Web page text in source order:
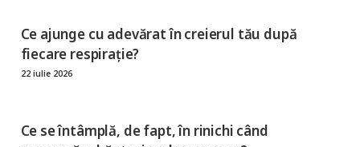
Ce ajunge cu adevărat în creierul tău după
fiecare respirație?
22 iulie 2026
Ce se întâmplă, de fapt, în rinichi când